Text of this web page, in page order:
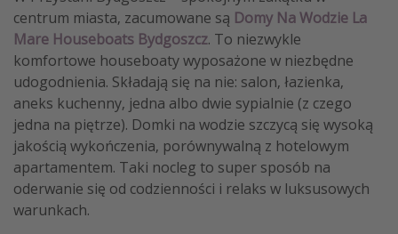
centrum miasta, zacumowane są Domy Na Wodzie La
Mare Houseboats Bydgoszcz. To niezwykle
komfortowe houseboaty wyposażone w niezbędne
udogodnienia. Składają się na nie: salon, łazienka,
aneks kuchenny, jedna albo dwie sypialnie (z czego
jedna na piętrze). Domki na wodzie szczycą się wysoką
jakością wykończenia, porównywalną z hotelowym
apartamentem. Taki nocleg to super sposób na
oderwanie się od codzienności i relaks w luksusowych
warunkach.